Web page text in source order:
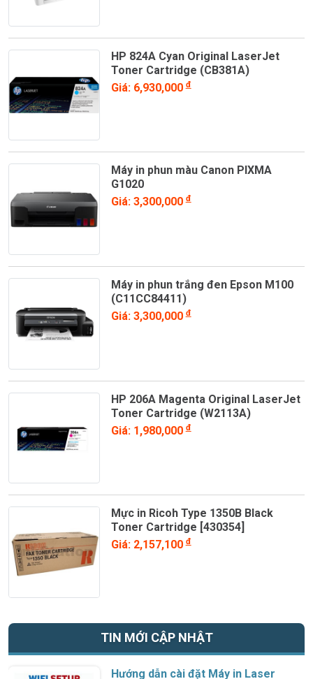
HP 824A Cyan Original LaserJet
Toner Cartridge (CB381A)
Giá: 6,930,000đ
Máy in phun màu Canon PIXMA
G1020
Giá: 3,300,000đ
Máy in phun trắng đen Epson M100
(C11CC84411)
Giá: 3,300,000đ
HP 206A Magenta Original LaserJet
Toner Cartridge (W2113A)
Giá: 1,980,000đ
Mực in Ricoh Type 1350B Black
Toner Cartridge [430354]
Giá: 2,157,100đ
TIN MỚI CẬP NHẬT
Hướng dẫn cài đặt Máy in Laser